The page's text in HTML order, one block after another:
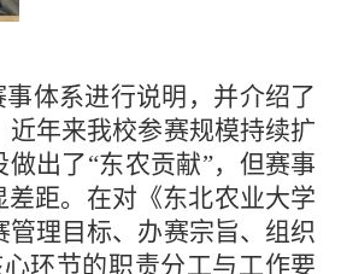
体系进行说明，并介绍了
年来我校参赛规模持续扩
出了“东农贡献”，但赛事
距。在对《东北农业大学
理目标、办赛宗旨、组织
环节的职责分工与工作要